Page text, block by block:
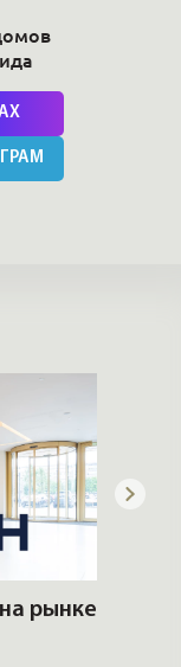
политикой сайта
рынке